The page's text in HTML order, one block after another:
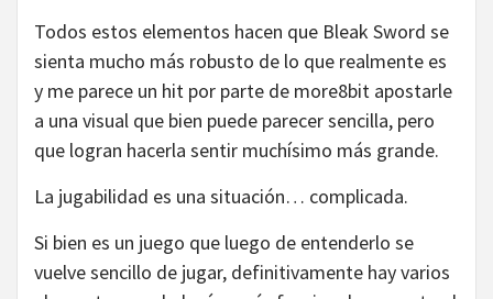
Todos estos elementos hacen que Bleak Sword se
sienta mucho más robusto de lo que realmente es
y me parece un hit por parte de more8bit apostarle
a una visual que bien puede parecer sencilla, pero
que logran hacerla sentir muchísimo más grande.
La jugabilidad es una situación… complicada.
Si bien es un juego que luego de entenderlo se
vuelve sencillo de jugar, definitivamente hay varios